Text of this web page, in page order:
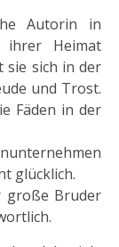
Autorin in
ihrer Heimat
sie sich in der
und Trost.
Fäden in der
glücklich.
große Bruder